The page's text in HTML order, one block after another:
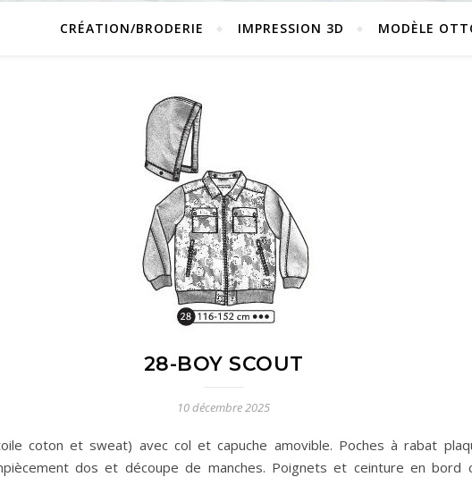
CRÉATION/BRODERIE IMPRESSION 3D MODÈLE
28-BOY SCOUT
10 décembre 2025
coton et sweat) avec col et capuche amovible. Poches à rabat
dos et découpe de manches. Poignets et ceinture en bord